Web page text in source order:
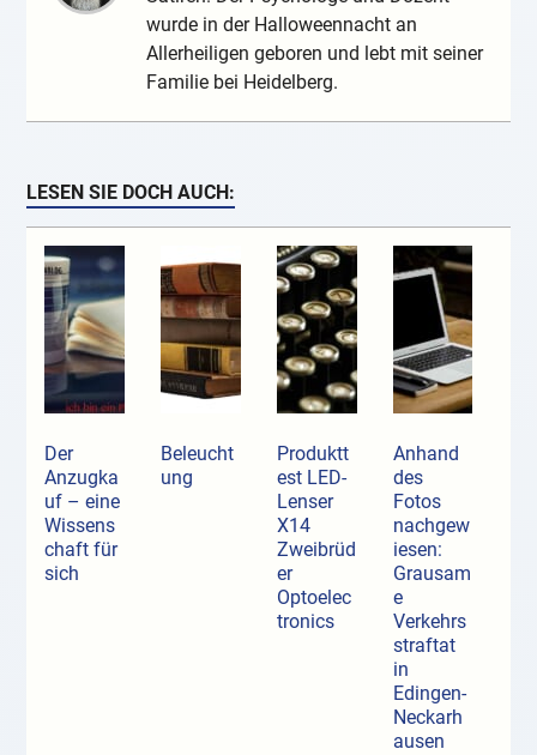
wurde in der Halloweennacht an
Allerheiligen geboren und lebt mit seiner
Familie bei Heidelberg.
LESEN SIE DOCH AUCH:
Der
Anzugka
uf ­– eine
Wissens
chaft für
sich
Beleucht
ung
Produktt
est LED-
Lenser
X14
Zweibrüd
er
Optoelec
tronics
Anhand
des
Fotos
nachgew
iesen:
Grausam
e
Verkehrs
straftat
in
Edingen-
Neckarh
ausen